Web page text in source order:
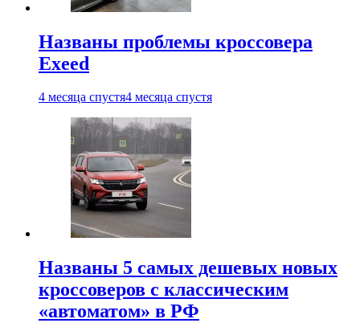
Названы проблемы кроссовера
Exeed
4 месяца спустя4 месяца спустя
Названы 5 самых дешевых новых
кроссоверов с классическим
«автоматом» в РФ